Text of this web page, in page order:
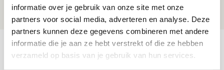
informatie over je gebruik van onze site met onze
partners voor social media, adverteren en analyse. Deze
partners kunnen deze gegevens combineren met andere
informatie die je aan ze hebt verstrekt of die ze hebben
verzameld op basis van je gebruik van hun services.
Bekijk meer
AGENDA